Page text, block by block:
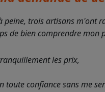
peine, trois artisans m'ont
de bien comprendre mon
les prix,
toute confiance sans me